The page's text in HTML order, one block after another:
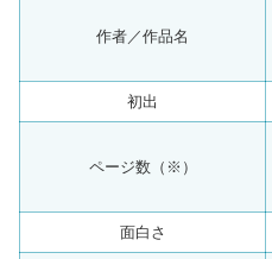
作者／作品名
初出
ページ数（※）
面白さ